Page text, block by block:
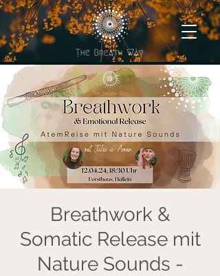
Breathwork &
Somatic Release mit
Nature Sounds -